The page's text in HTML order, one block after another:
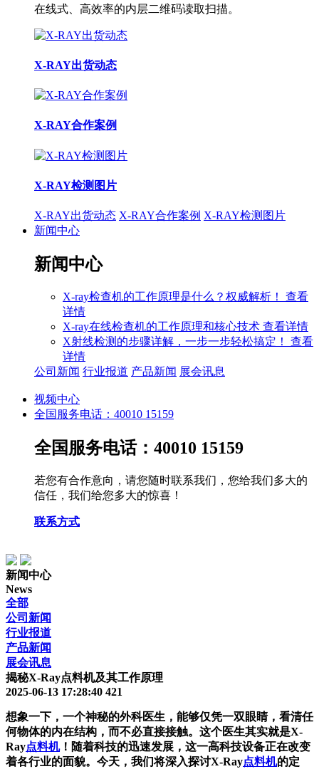
在线式、高效率的内层二维码读取扫描。
X-RAY出货动态
X-RAY合作案例
X-RAY检测图片
X-RAY出货动态 X-RAY合作案例 X-RAY检测图片
新闻中心
新闻中心
X-ray检查机的工作原理是什么？权威解析！ 查看
详情
X-ray在线检查机的工作原理和核心技术 查看详情
X射线检测的步骤详解，一步一步轻松搞定！ 查看
详情
公司新闻 行业报道 产品新闻 展会讯息
视频中心
全国服务电话：40010 15159
全国服务电话：40010 15159
若您有合作意向，请您随时联系我们，您给我们多大的
信任，我们给您多大的惊喜！
联系方式
新闻中心
News
全部
公司新闻
行业报道
产品新闻
展会讯息
揭秘X-Ray点料机及其工作原理
2025-06-13 17:28:40 421
想象一下，一个神秘的外科医生，能够仅凭一双眼睛，看清任
何物体的内在结构，而不必直接接触。这个医生其实就是X-
Ray点料机！随着科技的迅速发展，这一高科技设备正在改变
着各行业的面貌。今天，我们将深入探讨X-Ray点料机的定